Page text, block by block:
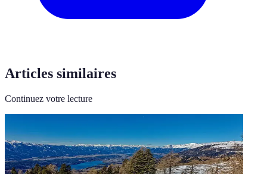
Articles similaires
Continuez votre lecture